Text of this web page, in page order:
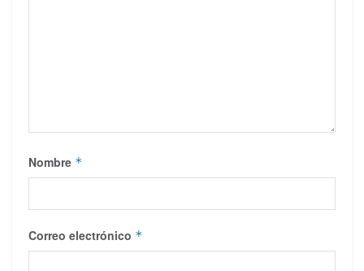
Nombre *
Correo electrónico *